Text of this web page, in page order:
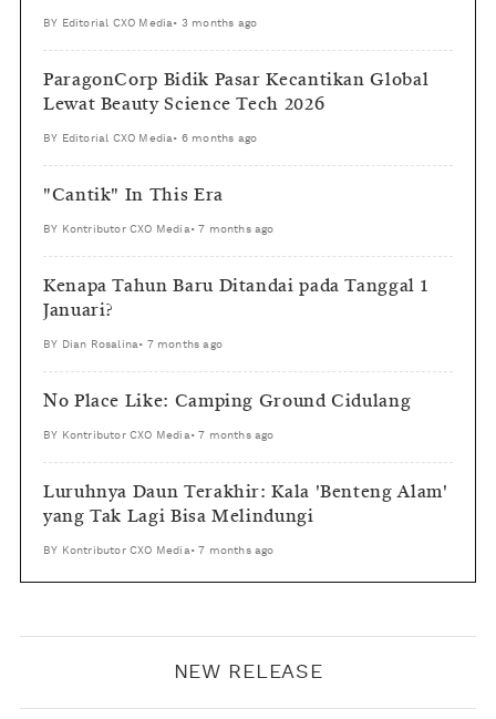
BY Editorial CXO Media • 3 months ago
ParagonCorp Bidik Pasar Kecantikan Global
Lewat Beauty Science Tech 2026
BY Editorial CXO Media • 6 months ago
"Cantik" In This Era
BY Kontributor CXO Media •7 months ago
Kenapa Tahun Baru Ditandai pada Tanggal 1
Januari?
BY Dian Rosalina • 7 months ago
No Place Like: Camping Ground Cidulang
BY Kontributor CXO Media •7 months ago
Luruhnya Daun Terakhir: Kala 'Benteng Alam'
yang Tak Lagi Bisa Melindungi
BY Kontributor CXO Media •7 months ago
NEW RELEASE